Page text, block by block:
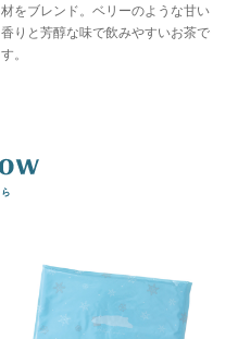
材をブレンド。ベリーのような甘い
香りと芳醇な味で飲みやすいお茶で
す。